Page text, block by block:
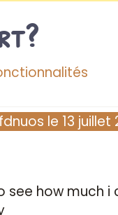
le 13 juillet
see how much i